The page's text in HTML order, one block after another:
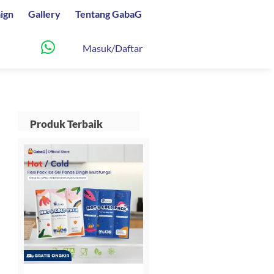
Gallery Tentang GabaG
Masuk/Daftar
Produk Terbaik